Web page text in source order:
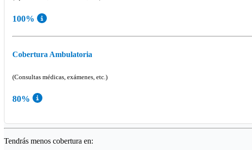
100%
Cobertura Ambulatoria
(Consultas médicas, exámenes, etc.)
80%
Tendrás menos cobertura en: